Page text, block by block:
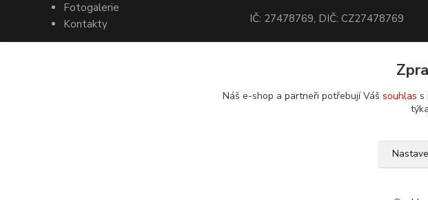
Fotogalerie
Kontakty
IČ: 27478769, DIČ: CZ27478769
Náš e-shop a partneři potřebují Váš souhlas s